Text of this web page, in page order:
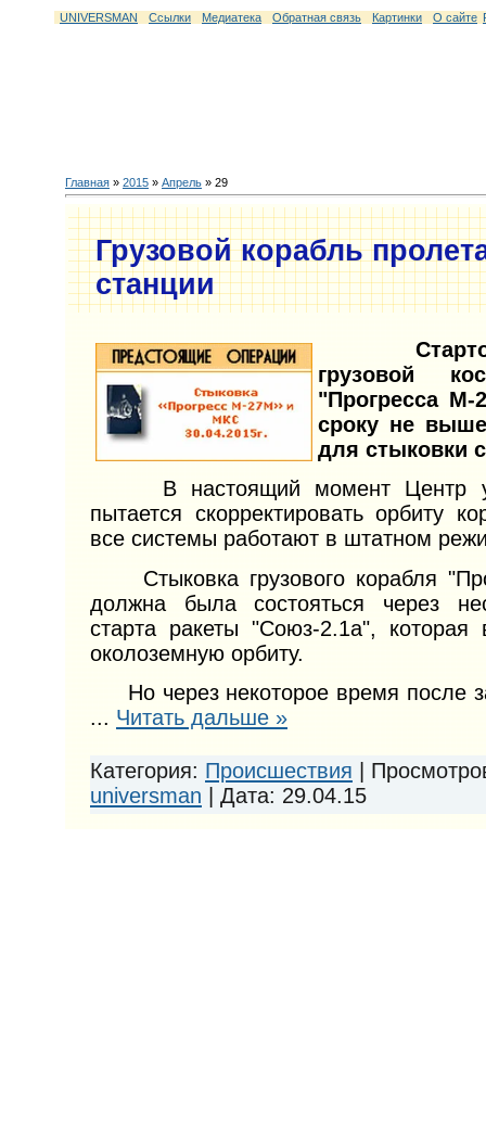
UNIVERSMAN Ссылки Медиатека Обратная связь Картинки О сайте
Главная » 2015 » Апрель » 29
Грузовой корабль
станции
грузовой
"Прогресса М-
сроку не
для стыковки
В настоящий момент Центр
пытается скорректировать орбиту
все системы работают в штатном
Стыковка грузового корабля
должна была состояться через
старта ракеты "Союз-2.1а",
околоземную орбиту.
Но через некоторое время после
... Читать дальше »
Категория: Происшествия
universman
Дата: 29.04.15